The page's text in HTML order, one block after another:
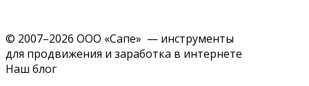
© 2007–2026 ООО «Сапе» — инструменты
для продвижения и заработка в интернете
Наш блог